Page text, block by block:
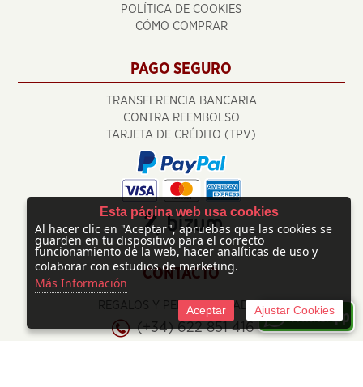
POLÍTICA DE COOKIES
CÓMO COMPRAR
PAGO SEGURO
TRANSFERENCIA BANCARIA
CONTRA REEMBOLSO
TARJETA DE CRÉDITO (TPV)
CONTACTO
REGALOS Y PERSONALIZADOS
(+34) 622 851 416
Esta página web usa cookies
Al hacer clic en "Aceptar", apruebas que las cookies se
guarden en tu dispositivo para el correcto
funcionamiento de la web, hacer analíticas de uso y
colaborar con estudios de marketing.
Más Información
Aceptar Ajustar Cookies